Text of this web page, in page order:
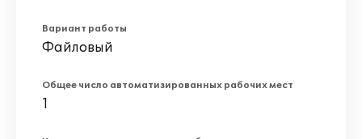
Вариант работы
Файловый
Общее число автоматизированных рабочих мест
1